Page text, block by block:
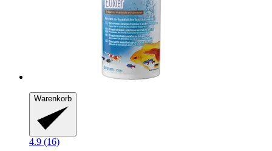
Warenkorb
4.9 (16)